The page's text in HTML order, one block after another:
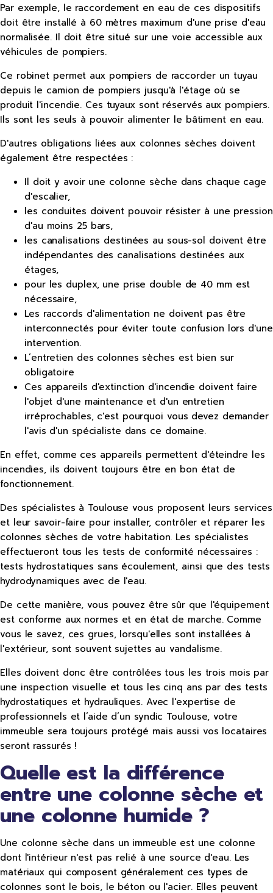
Par exemple, le raccordement en eau de ces dispositifs
doit être installé à 60 mètres maximum d'une prise d'eau
normalisée. Il doit être situé sur une voie accessible aux
véhicules de pompiers.
Ce robinet permet aux pompiers de raccorder un tuyau
depuis le camion de pompiers jusqu'à l'étage où se
produit l'incendie. Ces tuyaux sont réservés aux pompiers.
Ils sont les seuls à pouvoir alimenter le bâtiment en eau.
D'autres obligations liées aux colonnes sèches doivent
également être respectées :
Il doit y avoir une colonne sèche dans chaque cage
d'escalier,
les conduites doivent pouvoir résister à une pression
d'au moins 25 bars,
les canalisations destinées au sous-sol doivent être
indépendantes des canalisations destinées aux
étages,
pour les duplex, une prise double de 40 mm est
nécessaire,
Les raccords d'alimentation ne doivent pas être
interconnectés pour éviter toute confusion lors d'une
intervention.
L’entretien des colonnes sèches est bien sur
obligatoire
Ces appareils d'extinction d'incendie doivent faire
l'objet d'une maintenance et d'un entretien
irréprochables, c'est pourquoi vous devez demander
l'avis d'un spécialiste dans ce domaine.
En effet, comme ces appareils permettent d'éteindre les
incendies, ils doivent toujours être en bon état de
fonctionnement.
Des spécialistes à Toulouse vous proposent leurs services
et leur savoir-faire pour installer, contrôler et réparer les
colonnes sèches de votre habitation. Les spécialistes
effectueront tous les tests de conformité nécessaires :
tests hydrostatiques sans écoulement, ainsi que des tests
hydrodynamiques avec de l'eau.
De cette manière, vous pouvez être sûr que l'équipement
est conforme aux normes et en état de marche. Comme
vous le savez, ces grues, lorsqu'elles sont installées à
l'extérieur, sont souvent sujettes au vandalisme.
Elles doivent donc être contrôlées tous les trois mois par
une inspection visuelle et tous les cinq ans par des tests
hydrostatiques et hydrauliques. Avec l'expertise de
professionnels et l’aide d’un syndic Toulouse, votre
immeuble sera toujours protégé mais aussi vos locataires
seront rassurés !
Quelle est la différence
entre une colonne sèche et
une colonne humide ?
Une colonne sèche dans un immeuble est une colonne
dont l'intérieur n'est pas relié à une source d'eau. Les
matériaux qui composent généralement ces types de
colonnes sont le bois, le béton ou l'acier. Elles peuvent